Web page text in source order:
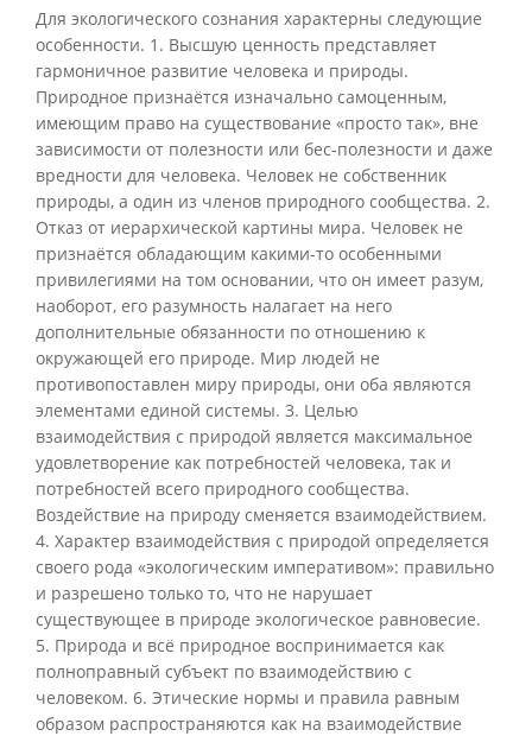
Для экологического сознания характерны следующие
особенности. 1. Высшую ценность представляет
гармоничное развитие человека и природы.
Природное признаётся изначально самоценным,
имеющим право на существование «просто так», вне
зависимости от полезности или бес-полезности и даже
вредности для человека. Человек не собственник
природы, а один из членов природного сообщества. 2.
Отказ от иерархической картины мира. Человек не
признаётся обладающим какими-то особенными
привилегиями на том основании, что он имеет разум,
наоборот, его разумность налагает на него
дополнительные обязанности по отношению к
окружающей его природе. Мир людей не
противопоставлен миру природы, они оба являются
элементами единой системы. 3. Целью
взаимодействия с природой является максимальное
удовлетворение как потребностей человека, так и
потребностей всего природного сообщества.
Воздействие на природу сменяется взаимодействием.
4. Характер взаимодействия с природой определяется
своего рода «экологическим императивом»: правильно
и разрешено только то, что не нарушает
существующее в природе экологическое равновесие.
5. Природа и всё природное воспринимается как
полноправный субъект по взаимодействию с
человеком. 6. Этические нормы и правила равным
образом распространяются как на взаимодействие